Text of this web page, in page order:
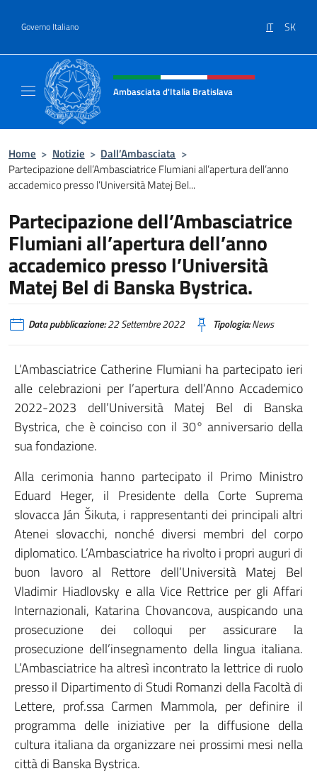
Governo Italiano IT SK
Intestazione sito, social e menù
Ambasciata d'Italia Bratislava
Home > Notizie > Dall’Ambasciata >
Partecipazione dell’Ambasciatrice Flumiani all’apertura dell’anno
accademico presso l’Università Matej Bel...
Partecipazione dell’Ambasciatrice
Flumiani all’apertura dell’anno
accademico presso l’Università
Matej Bel di Banska Bystrica.
Data pubblicazione:22 Settembre 2022 Tipologia:News
L’Ambasciatrice Catherine Flumiani ha partecipato ieri
alle celebrazioni per l’apertura dell’Anno Accademico
2022-2023 dell’Università Matej Bel di Banska
Bystrica, che è coinciso con il 30° anniversario della
sua fondazione.
Alla cerimonia hanno partecipato il Primo Ministro
Eduard Heger, il Presidente della Corte Suprema
slovacca Ján Šikuta, i rappresentanti dei principali altri
Atenei slovacchi, nonché diversi membri del corpo
diplomatico. L’Ambasciatrice ha rivolto i propri auguri di
buon lavoro al Rettore dell’Università Matej Bel
Vladimir Hiadlovsky e alla Vice Rettrice per gli Affari
Internazionali, Katarina Chovancova, auspicando una
prosecuzione dei colloqui per assicurare la
prosecuzione dell’insegnamento della lingua italiana.
L’Ambasciatrice ha altresì incontrato la lettrice di ruolo
presso il Dipartimento di Studi Romanzi della Facoltà di
Lettere, prof.ssa Carmen Mammola, per definire il
programma delle iniziative per la diffusione della
cultura italiana da organizzare nei prossimi mesi nella
città di Banska Bystrica.